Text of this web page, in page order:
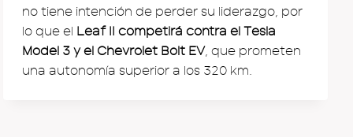
no tiene intención de perder su liderazgo, por
lo que el Leaf II competirá contra el Tesla
Model 3 y el Chevrolet Bolt EV, que prometen
una autonomía superior a los 320 km.